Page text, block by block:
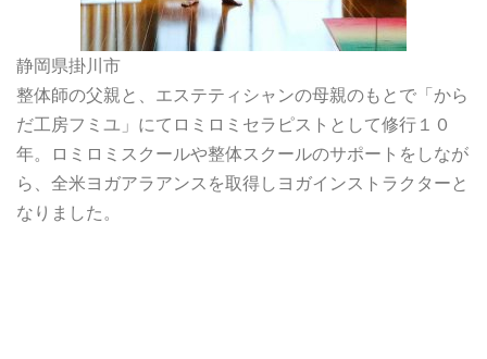
静岡県掛川市
整体師の父親と、エステティシャンの母親のもとで「から
だ工房フミユ」にてロミロミセラピストとして修行１０
年。ロミロミスクールや整体スクールのサポートをしなが
ら、全米ヨガアラアンスを取得しヨガインストラクターと
なりました。